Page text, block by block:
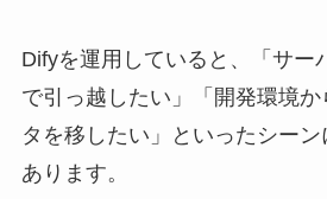
Difyを運用していると、「サー
で引っ越したい」「開発環境
タを移したい」といったシー
あります。